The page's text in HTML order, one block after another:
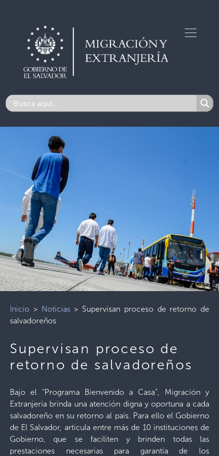
Inicio > Noticias> Supervisan proceso de retorno de
salvadoreños
Supervisan proceso de
retorno de salvadoreños
Bajo el “Programa Bienvenido a Casa”, Migración y
Extranjería brinda una atención digna y oportuna a cada
salvadoreño en su retorno al país. Para ello el Gobierno
de El Salvador, articula entre más de 10 instituciones de
Gobierno, que se faciliten y brinden todas las
prestaciones necesarias para garantía de los